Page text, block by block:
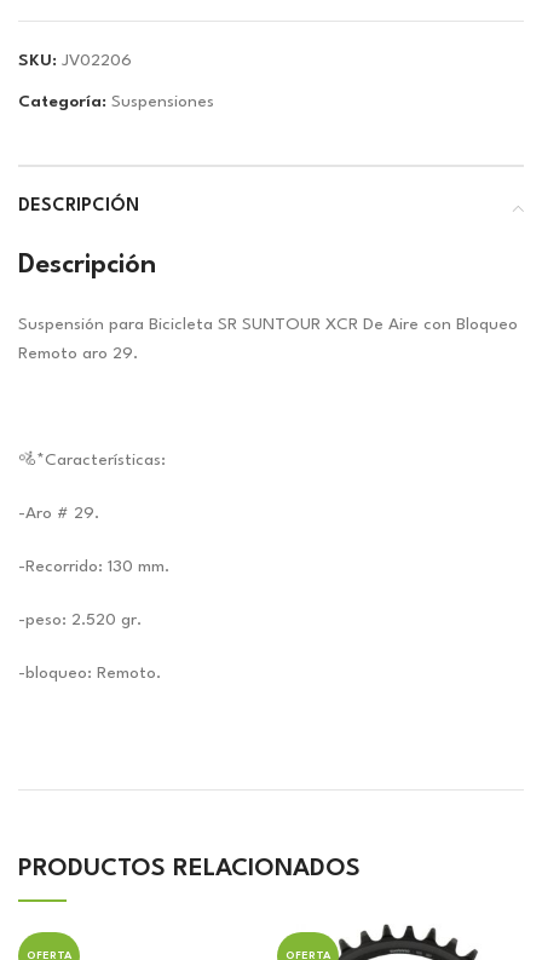
SKU: JV02206
Categoría: Suspensiones
DESCRIPCIÓN
Descripción
Suspensión para Bicicleta SR SUNTOUR XCR De Aire con Bloqueo
Remoto aro 29.
🚵*Características:
-Aro # 29.
-Recorrido: 130 mm.
-peso: 2.520 gr.
-bloqueo: Remoto.
PRODUCTOS RELACIONADOS
OFERTA OFERTA